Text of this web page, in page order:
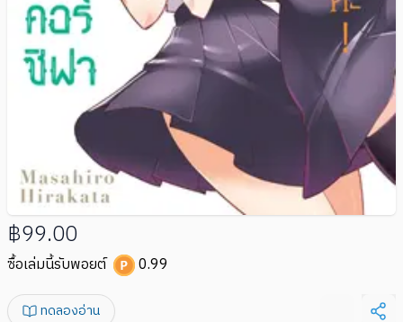
฿99.00
ซื้อเล่มนี้รับพอยต์ 0.99
ทดลองอ่าน